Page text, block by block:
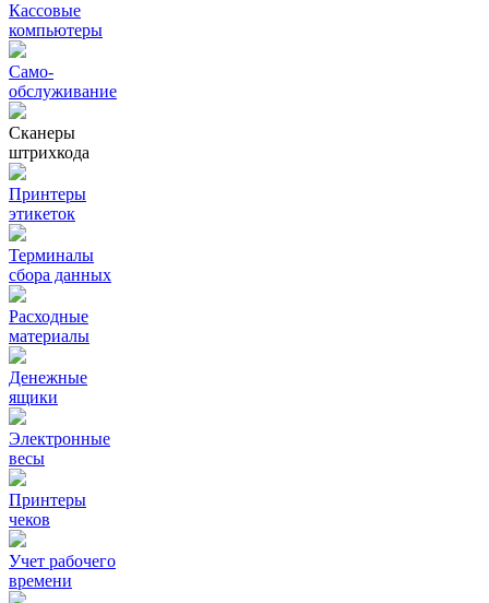
Кассовые
компьютеры
Само-
обслуживание
Сканеры
штрихкода
Принтеры
этикеток
Терминалы
сбора данных
Расходные
материалы
Денежные
ящики
Электронные
весы
Принтеры
чеков
Учет рабочего
времени